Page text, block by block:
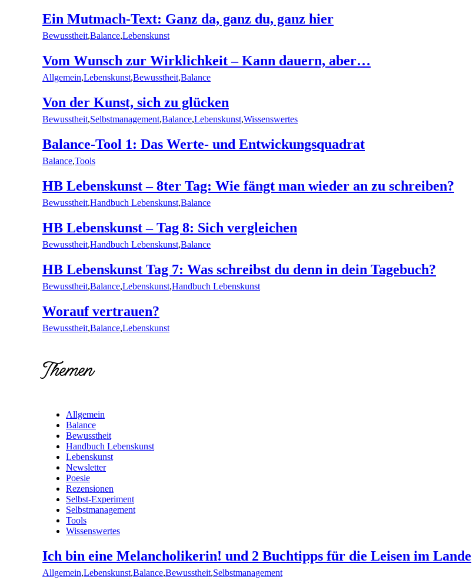
Ein Mutmach-Text: Ganz da, ganz du, ganz hier
Bewusstheit,Balance,Lebenskunst
Vom Wunsch zur Wirklichkeit – Kann dauern, aber…
Allgemein,Lebenskunst,Bewusstheit,Balance
Von der Kunst, sich zu glücken
Bewusstheit,Selbstmanagement,Balance,Lebenskunst,Wissenswertes
Balance-Tool 1: Das Werte- und Entwickungsquadrat
Balance,Tools
HB Lebenskunst – 8ter Tag: Wie fängt man wieder an zu schreiben?
Bewusstheit,Handbuch Lebenskunst,Balance
HB Lebenskunst – Tag 8: Sich vergleichen
Bewusstheit,Handbuch Lebenskunst,Balance
HB Lebenskunst Tag 7: Was schreibst du denn in dein Tagebuch?
Bewusstheit,Balance,Lebenskunst,Handbuch Lebenskunst
Worauf vertrauen?
Bewusstheit,Balance,Lebenskunst
Themen
Allgemein
Balance
Bewusstheit
Handbuch Lebenskunst
Lebenskunst
Newsletter
Poesie
Rezensionen
Selbst-Experiment
Selbstmanagement
Tools
Wissenswertes
Ich bin eine Melancholikerin! und 2 Buchtipps für die Leisen im Lande
Allgemein,Lebenskunst,Balance,Bewusstheit,Selbstmanagement